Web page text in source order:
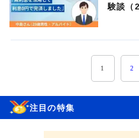
験談（
1 2
注目の特集